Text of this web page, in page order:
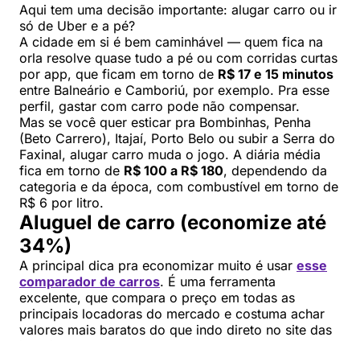
Aqui tem uma decisão importante: alugar carro ou ir
só de Uber e a pé?
A cidade em si é bem caminhável — quem fica na
orla resolve quase tudo a pé ou com corridas curtas
por app, que ficam em torno de R$ 17 e 15 minutos
entre Balneário e Camboriú, por exemplo. Pra esse
perfil, gastar com carro pode não compensar.
Mas se você quer esticar pra Bombinhas, Penha
(Beto Carrero), Itajaí, Porto Belo ou subir a Serra do
Faxinal, alugar carro muda o jogo. A diária média
fica em torno de R$ 100 a R$ 180, dependendo da
categoria e da época, com combustível em torno de
R$ 6 por litro.
Aluguel de carro (economize até
34%)
A principal dica pra economizar muito é usar esse
comparador de carros. É uma ferramenta
excelente, que compara o preço em todas as
principais locadoras do mercado e costuma achar
valores mais baratos do que indo direto no site das